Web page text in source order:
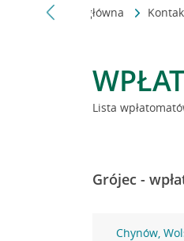
Strona główna
Lista
Grójec -
Chynów,